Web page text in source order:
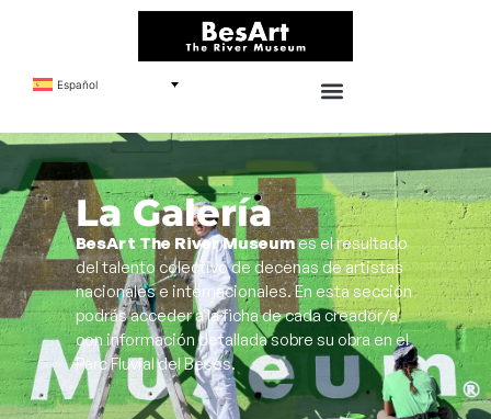
Español
La Galería
BesArt The River Museumes el resultado
del talento colectivo de decenas de artistas
nacionales e internacionales. En esta sección
podrás acceder a la ficha de cada creador/a
con información detallada sobre su obra en el
Parc Fluvial del Besòs.